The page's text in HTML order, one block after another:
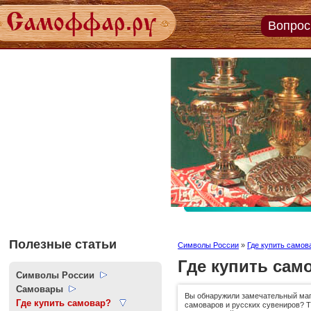
тесты
Полезные статьи
Символы России
Самовары
Где купить самовар?
Символы России » Где купить
Где купить
Вы обнаружили замечательный
самоваров и русских сувениров?